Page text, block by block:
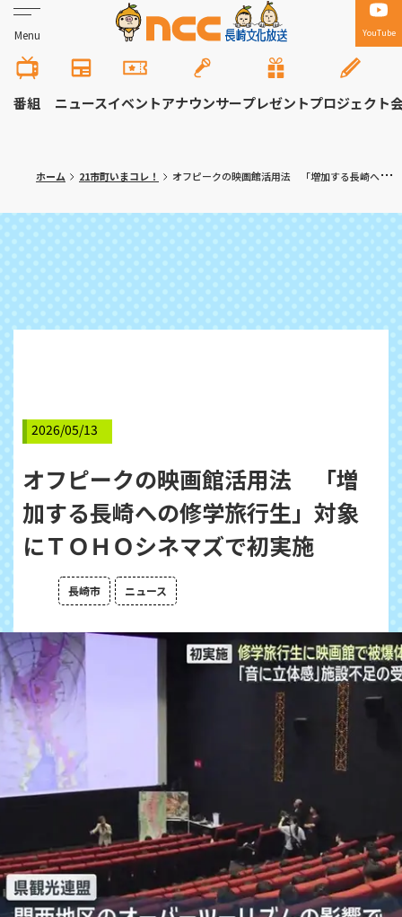
Menu YouTube
番組 ニュースイベントアナウンサープレゼントプロジェクト
ホーム 21市町いまコレ！ オフピークの映画館活用法 「増加する長崎への修学旅行生」対象にＴＯＨＯシネマズで初実施
2026/05/13
オフピークの映画館活用法 「増
加する長崎への修学旅行生」対象
にＴＯＨＯシネマズで初実施
長崎市 ニュース